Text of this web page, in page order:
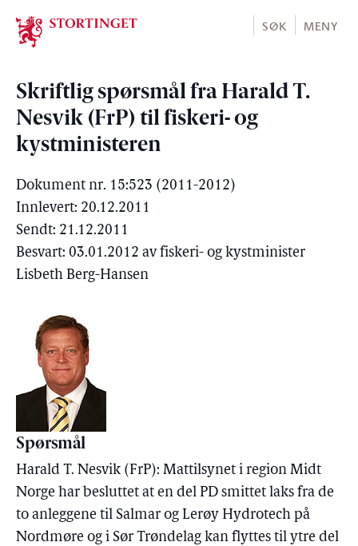
Stortinget.no
SØK MENY
Skriftlig spørsmål fra Harald T.
Nesvik (FrP) til fiskeri- og
kystministeren
Dokument nr. 15:523 (2011-2012)
Innlevert: 20.12.2011
Sendt: 21.12.2011
Besvart: 03.01.2012 av fiskeri- og kystminister
Lisbeth Berg-Hansen
Spørsmål
Harald T. Nesvik (FrP): Mattilsynet i region Midt
Norge har besluttet at en del PD smittet laks fra de
to anleggene til Salmar og Lerøy Hydrotech på
Nordmøre og i Sør Trøndelag kan flyttes til ytre del